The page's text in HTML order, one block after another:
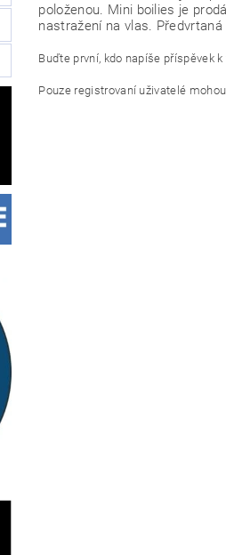
položenou. Mini boilies je
nastražení na vlas.
Buďte první, kdo napíše příspěvek k
Pouze registrovaní uživatelé